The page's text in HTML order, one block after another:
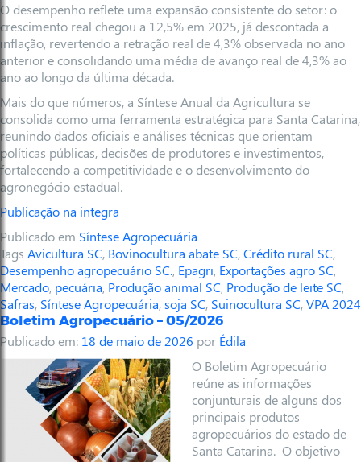
O desempenho reflete uma expansão consistente do setor: o
crescimento real chegou a 12,5% em 2025, já descontada a
inflação, revertendo a retração real de 4,3% observada no ano
anterior e consolidando uma média de avanço real de 4,3% ao
ano ao longo da última década.
Mais do que números, a Síntese Anual da Agricultura se
consolida como uma ferramenta estratégica para Santa Catarina,
reunindo dados oficiais e análises técnicas que orientam
políticas públicas, decisões de produtores e investimentos,
fortalecendo a competitividade e o desenvolvimento do
agronegócio estadual.
Publicação na integra
Publicado em Síntese Agropecuária
Tags Avicultura SC, Bovinocultura abate SC,Crédito rural SC,
Desempenho agropecuário SC., Epagri, Exportações agro SC,
Mercado, pecuária, Produção animal SC, Produção de leite SC,
Safras, Síntese Agropecuária,soja SC, Suinocultura SC,VPA 2024
Boletim Agropecuário – 05/2026
Publicado em: 18 de maio de 2026 por Édila
O Boletim Agropecuário
reúne as informações
conjunturais de alguns dos
principais produtos
agropecuários do estado de
Santa Catarina. O objetivo